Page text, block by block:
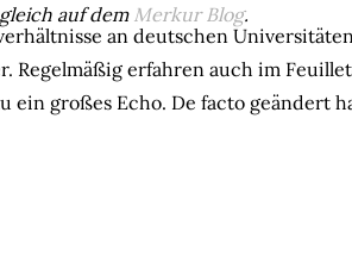
auf dem Merkur Blog.
an deutschen
Regelmäßig erfahren auch im
ein großes Echo. De facto geändert